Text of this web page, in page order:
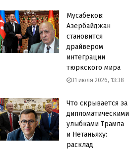
Мусабеков:
Азербайджан
становится
драйвером
интеграции
тюркского мира
31 июля 2026, 13:38
Что скрывается за
дипломатическими
улыбками Трампа
и Нетаньяху:
расклад